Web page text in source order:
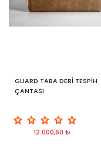
GUARD TABA DERİ TESPİH
ÇANTASI
12.000,60 ₺